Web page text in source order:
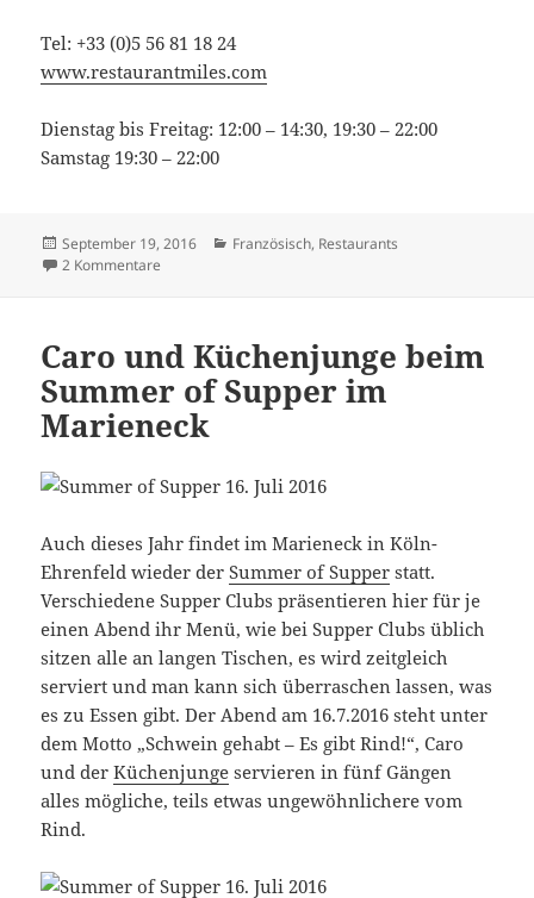
Tel: +33 (0)5 56 81 18 24
www.restaurantmiles.com
Dienstag bis Freitag: 12:00 – 14:30, 19:30 – 22:00
Samstag 19:30 – 22:00
Veröffentlicht
am
September 19, 2016 Kategorien
Französisch, Restaurants
2 Kommentare
Caro und Küchenjunge beim
Summer of Supper im
Marieneck
Auch dieses Jahr findet im Marieneck in Köln-
Ehrenfeld wieder derSummer of Supper statt.
Verschiedene Supper Clubs präsentieren hier für je
einen Abend ihr Menü, wie bei Supper Clubs üblich
sitzen alle an langen Tischen, es wird zeitgleich
serviert und man kann sich überraschen lassen, was
es zu Essen gibt. Der Abend am 16.7.2016 steht unter
dem Motto „Schwein gehabt – Es gibt Rind!“, Caro
und derKüchenjunge servieren in fünf Gängen
alles mögliche, teils etwas ungewöhnlichere vom
Rind.